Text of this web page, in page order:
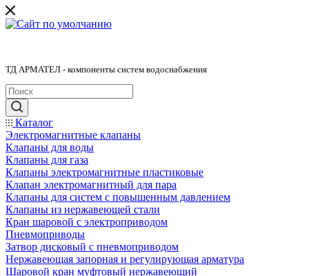
ТД АРМАТЕЛ - компоненты систем водоснабжения
Каталог
Электромагнитные клапаны
Клапаны для воды
Клапаны для газа
Клапаны электромагнитные пластиковые
Клапан электромагнитный для пара
Клапаны для систем с повышенным давлением
Клапаны из нержавеющей стали
Кран шаровой с электроприводом
Пневмоприводы
Затвор дисковый с пневмоприводом
Нержавеющая запорная и регулирующая арматура
Шаровой кран муфтовый нержавеющий